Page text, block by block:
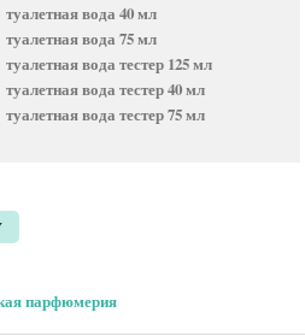
туалетная вода 40 мл
туалетная вода 75 мл
туалетная вода тестер 125 мл
туалетная вода тестер 40 мл
туалетная вода тестер 75 мл
Bill Blass Mr. Blass
парфюмерия